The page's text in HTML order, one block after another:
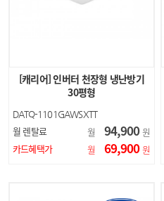
[캐리어] 인버터 천장형 냉난방기
30평형
DATQ-1101GAWSXTT
월 렌탈료 월 94,900 원
카드혜택가
월 69,900 원